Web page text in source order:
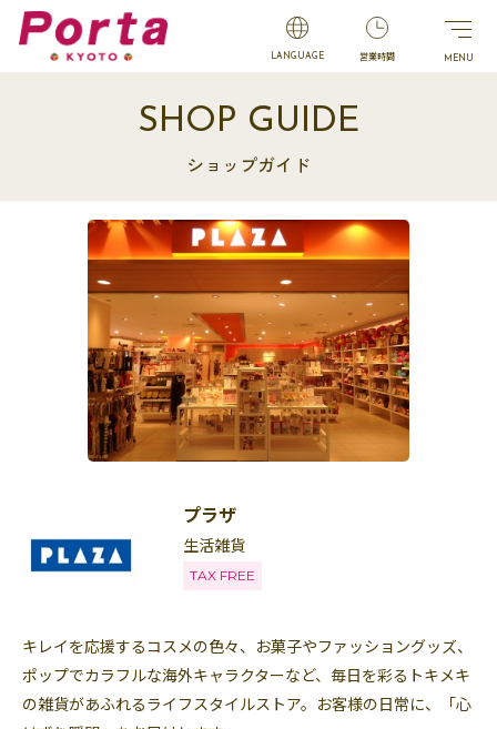
LANGUAGE 営業時間
SHOP GUIDE
ショップガイド
プラザ
生活雑貨
TAX FREE
キレイを応援するコスメの色々、お菓子やファッショングッズ、
ポップでカラフルな海外キャラクターなど、毎日を彩るトキメキ
の雑貨があふれるライフスタイルストア。お客様の日常に、「心